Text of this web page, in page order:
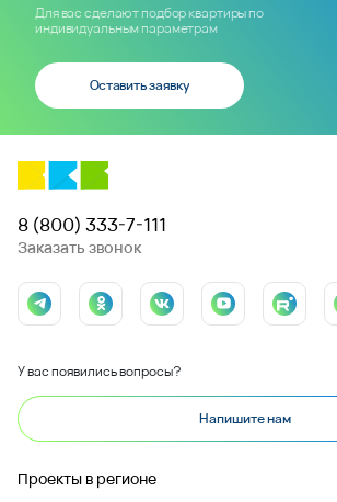
Для вас сделают подбор квартиры по
индивидуальным параметрам
Оставить заявку
8 (800) 333-7-111
Заказать звонок
У вас появились вопросы?
Напишите нам
Проекты в регионе